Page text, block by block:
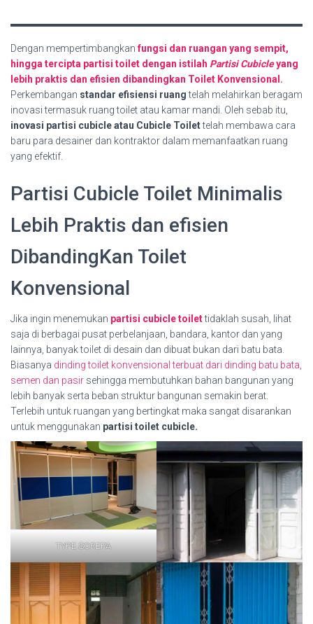
Dengan mempertimbangkanfungsi dan ruangan yang sempit,
hingga tercipta partisi toilet dengan istilah Partisi Cubicleyang
lebih praktis dan efisien dibandingkan Toilet Konvensional.
Perkembangan standar efisiensi ruangtelah melahirkan beragam
inovasi termasuk ruang toilet atau kamar mandi. Oleh sebab itu,
inovasi partisi cubicle atau Cubicle Toilettelah membawa cara
baru para desainer dan kontraktor dalam memanfaatkan ruang
yang efektif.
Partisi Cubicle Toilet Minimalis
Lebih Praktis dan efisien
DibandingKan Toilet
Konvensional
Jika ingin menemukan partisi cubicle toilettidaklah susah, lihat
saja di berbagai pusat perbelanjaan, bandara, kantor dan yang
lainnya, banyak toilet di desain dan dibuat bukan dari batu bata.
Biasanya dinding toilet konvensional terbuat dari dinding batu bata,
semen dan pasir sehingga membutuhkan bahan bangunan yang
lebih banyak serta beban struktur bangunan semakin berat.
Terlebih untuk ruangan yang bertingkat maka sangat disarankan
untuk menggunakan partisi toilet cubicle.
TYPE SOREPA